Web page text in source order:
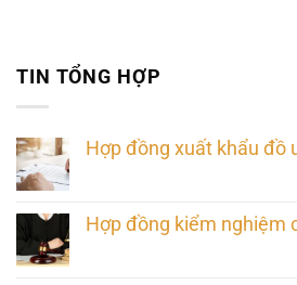
TIN TỔNG HỢP
Hợp đồng xuất khẩu đồ
Hợp đồng kiểm nghiệm